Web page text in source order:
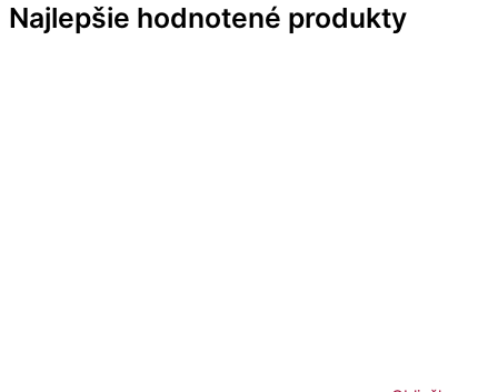
Najlepšie hodnotené produkty